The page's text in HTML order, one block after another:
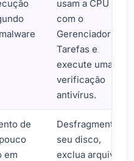
usam a CPU
com o
Gerenciador de
Tarefas e
execute uma
verificação
antivírus.
de
em
Desfragmente
seu disco,
exclua arquivos